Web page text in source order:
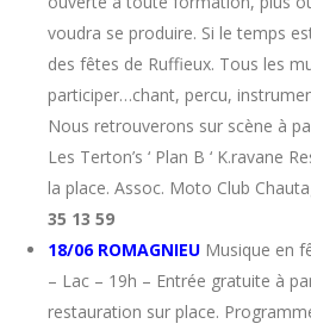
voudra se produire. Si le temps
des fêtes de Ruffieux. Tous les
participer…chant, percu,
Nous retrouverons sur scène à
Les Terton’s ‘ Plan B ‘ K.ravane
la place. Assoc. Moto Club
35 13 59
18/06 ROMAGNIEU Musique en
– Lac – 19h – Entrée gratuite à
restauration sur place.